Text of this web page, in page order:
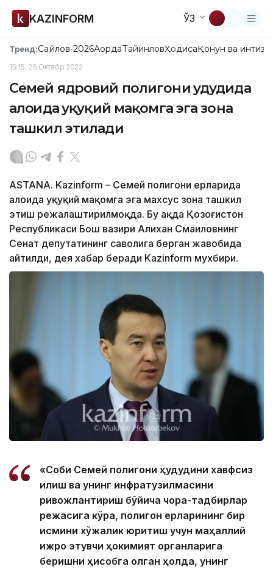
KAZINFORM ЎЗ
Тренд:Сайлов-2026АқордаТайинловҲодисаҚонун ва
15:15, 26 Октябр 2022
Семей ядровий полигони ҳудудида
алоҳида ҳуқуқий мақомга эга зона
ташкил этилади
ASTANA. Kazinform – Семей полигони ерларида
алоҳида ҳуқуқий мақомга эга махсус зона ташкил
этиш режалаштирилмоқда. Бу ҳақда Қозоғистон
Республикаси Бош вазири Алихан Смаиловнинг
Сенат депутатининг саволига берган жавобида
айтилди, дея хабар беради Kazinform мухбири.
«Собиқ Семей полигони ҳудудини хавфсиз
қилиш ва унинг инфратузилмасини
ривожлантириш бўйича чора-тадбирлар
режасига кўра, полигон ерларининг бир
қисмини хўжалик юритиш учун маҳаллий
ижро этувчи ҳокимият органларига
беришни ҳисобга олган ҳолда, унинг